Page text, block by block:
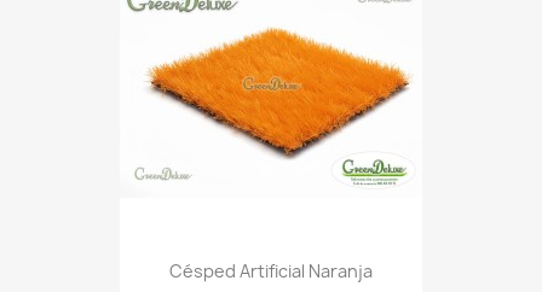
Césped Artificial Naranja